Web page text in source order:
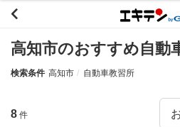
高知市のおすすめ自動
検索条件 高知市 自動車教習所
8 件